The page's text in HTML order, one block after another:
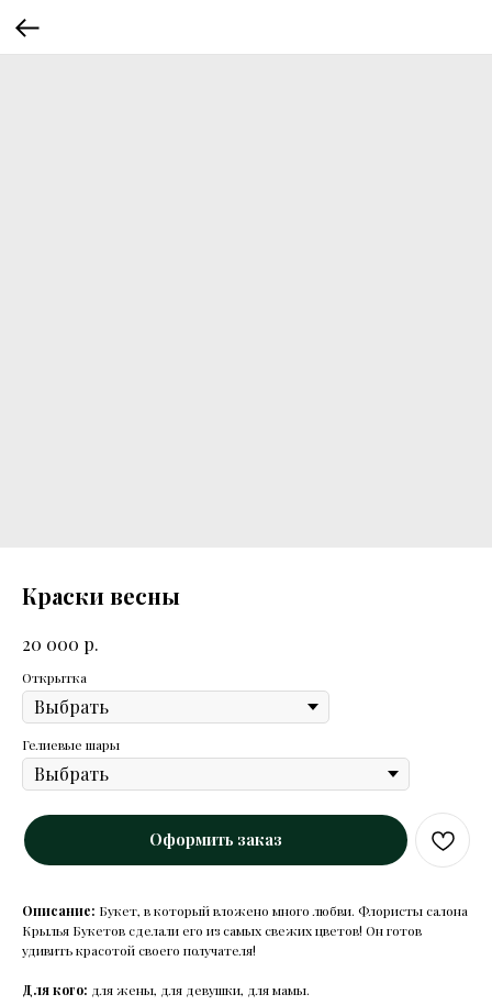
Краски весны
20 000 р.
Открытка
Гелиевые шары
Оформить заказ
Описание: Букет, в который вложено много любви. Флористы салона
Крылья Букетов сделали его из самых свежих цветов! Он готов
удивить красотой своего получателя!
Для кого: для жены, для девушки, для мамы.